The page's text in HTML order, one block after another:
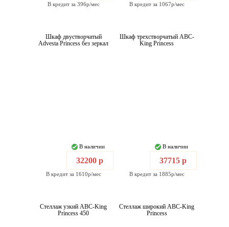
В кредит за 396р/мес В кредит за 1067р/мес
Шкаф двустворчатый
Advesta Princess без зеркал
В наличии
32200 р
В кредит за 1610р/мес
Шкаф трехстворчатый ABC-
King Princess
В наличии
37715 р
В кредит за 1885р/мес
Стеллаж узкий ABC-King
Princess 450
Стеллаж широкий ABC-King
Princess